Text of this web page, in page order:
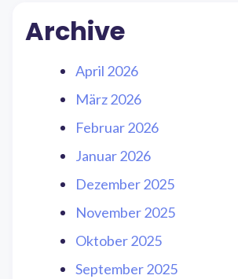
Archive
April 2026
März 2026
Februar 2026
Januar 2026
Dezember 2025
November 2025
Oktober 2025
September 2025